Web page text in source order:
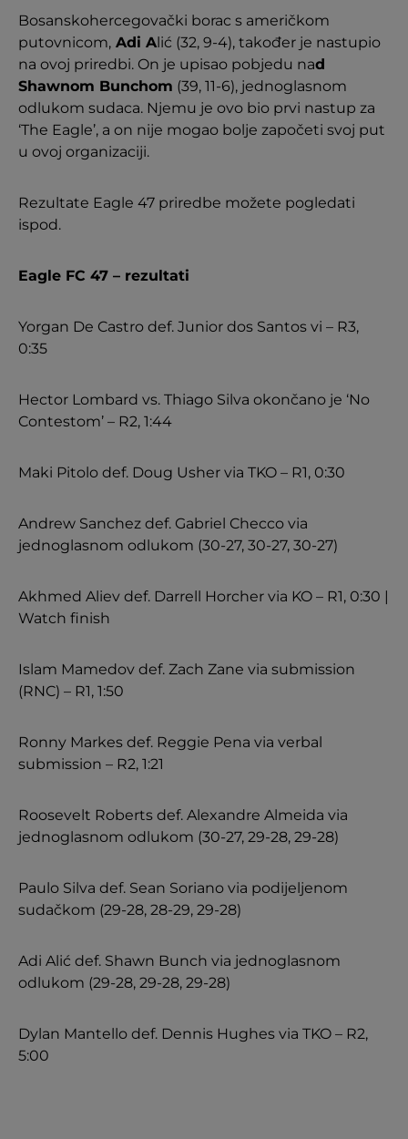
Bosanskohercegovački borac s američkom
putovnicom, Adi Alić (32, 9-4), također je nastupio
na ovoj priredbi. On je upisao pobjedu nad
Shawnom Bunchom (39, 11-6), jednoglasnom
odlukom sudaca. Njemu je ovo bio prvi nastup za
‘The Eagle’, a on nije mogao bolje započeti svoj put
u ovoj organizaciji.
Rezultate Eagle 47 priredbe možete pogledati
ispod.
Eagle FC 47 – rezultati
Yorgan De Castro def. Junior dos Santos vi – R3,
0:35
Hector Lombard vs. Thiago Silva okončano je ‘No
Contestom’ – R2, 1:44
Maki Pitolo def. Doug Usher via TKO – R1, 0:30
Andrew Sanchez def. Gabriel Checco via
jednoglasnom odlukom (30-27, 30-27, 30-27)
Akhmed Aliev def. Darrell Horcher via KO – R1, 0:30 |
Watch finish
Islam Mamedov def. Zach Zane via submission
(RNC) – R1, 1:50
Ronny Markes def. Reggie Pena via verbal
submission – R2, 1:21
Roosevelt Roberts def. Alexandre Almeida via
jednoglasnom odlukom (30-27, 29-28, 29-28)
Paulo Silva def. Sean Soriano via podijeljenom
sudačkom (29-28, 28-29, 29-28)
Adi Alić def. Shawn Bunch via jednoglasnom
odlukom (29-28, 29-28, 29-28)
Dylan Mantello def. Dennis Hughes via TKO – R2,
5:00